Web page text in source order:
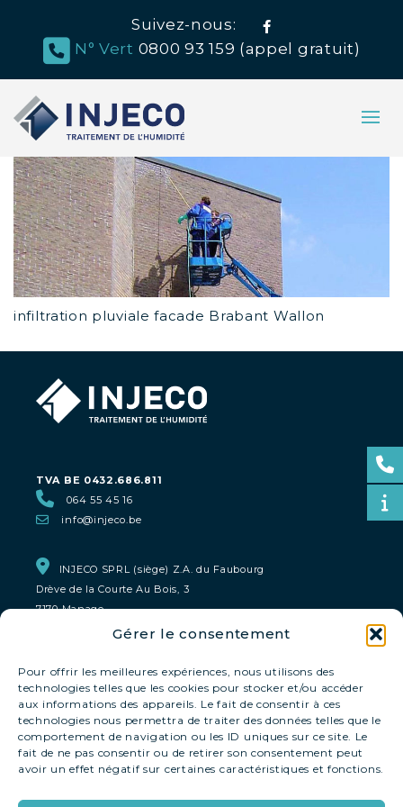
Gérer le consentement
Pour offrir les meilleures expériences, nous utilisons des
technologies telles que les cookies pour stocker et/ou accéder
aux informations des appareils. Le fait de consentir à ces
technologies nous permettra de traiter des données telles que le
comportement de navigation ou les ID uniques sur ce site. Le
fait de ne pas consentir ou de retirer son consentement peut
avoir un effet négatif sur certaines caractéristiques et fonctions.
Suivez-nous: Facebook
N° Vert 0800 93 159 (appel gratuit)
infiltration pluviale facade Brabant Wallon
TVA BE 0432.686.811
064 55 45 16
info@injeco.be
INJECO SPRL (siège) Z.A. du Faubourg
Drève de la Courte Au Bois, 3
7170 Manage
0800 93 159
INJECO Namur
0800 93 159
INJECO MONS-Tournai
0800 93 159